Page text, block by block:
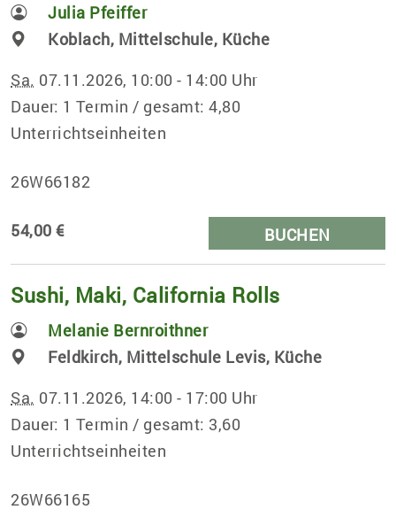
Julia Pfeiffer
Koblach, Mittelschule, Küche
Sa. 07.11.2026, 10:00 - 14:00 Uhr
Dauer: 1 Termin / gesamt: 4,80
Unterrichtseinheiten
26W66182
54,00 € BUCHEN
Sushi, Maki, California Rolls
Melanie Bernroithner
Feldkirch, Mittelschule Levis, Küche
Sa. 07.11.2026, 14:00 - 17:00 Uhr
Dauer: 1 Termin / gesamt: 3,60
Unterrichtseinheiten
26W66165